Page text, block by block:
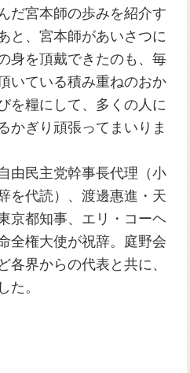
だ宮本師の歩みを紹介す
と、宮本師があいさつに
身を頂戴できたのも、毎
いている積み重ねのおか
を糧にして、多くの人に
かぎり頑張ってまいりま
由民主党幹事長代理（小
を代読）、渡邊惠進・天
京都知事、エリ・コーヘ
全権大使が祝辞。庭野会
各界からの代表と共に、
た。